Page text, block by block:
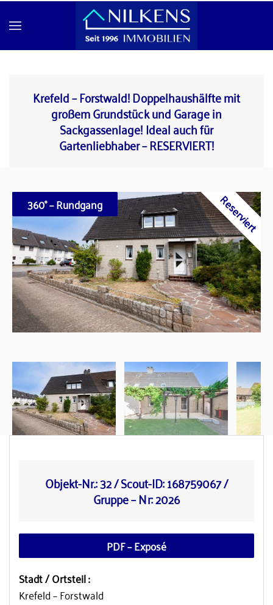
Skip to main content
Krefeld – Forstwald! Doppelhaushälfte mit
großem Grundstück und Garage in
Sackgassenlage! Ideal auch für
Gartenliebhaber – RESERVIERT!
360° – Rundgang Reserviert
⌕
Objekt-Nr.: 32 / Scout-ID: 168759067 /
Gruppe – Nr: 2026
PDF – Exposé
Stadt / Ortsteil :
Krefeld – Forstwald